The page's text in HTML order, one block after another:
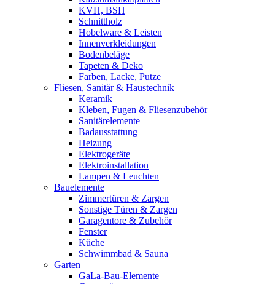
KVH, BSH
Schnittholz
Hobelware & Leisten
Innenverkleidungen
Bodenbeläge
Tapeten & Deko
Farben, Lacke, Putze
Fliesen, Sanitär & Haustechnik
Keramik
Kleben, Fugen & Fliesenzubehör
Sanitärelemente
Badausstattung
Heizung
Elektrogeräte
Elektroinstallation
Lampen & Leuchten
Bauelemente
Zimmertüren & Zargen
Sonstige Türen & Zargen
Garagentore & Zubehör
Fenster
Küche
Schwimmbad & Sauna
Garten
GaLa-Bau-Elemente